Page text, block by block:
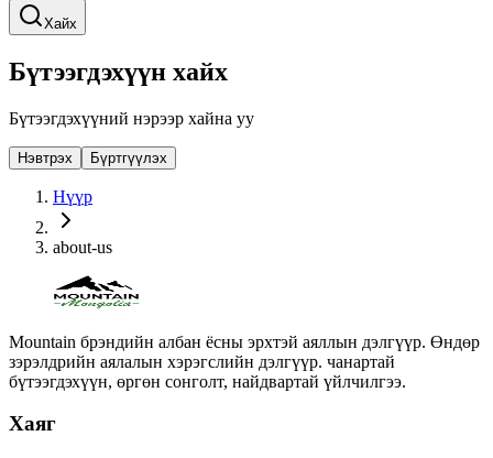
Хайх
Бүтээгдэхүүн хайх
Бүтээгдэхүүний нэрээр хайна уу
Нэвтрэх Бүртгүүлэх
Нүүр
about-us
Mountain брэндийн албан ёсны эрхтэй аяллын дэлгүүр. Өндөр
зэрэлдрийн аялалын хэрэгслийн дэлгүүр. чанартай
бүтээгдэхүүн, өргөн сонголт, найдвартай үйлчилгээ.
Хаяг